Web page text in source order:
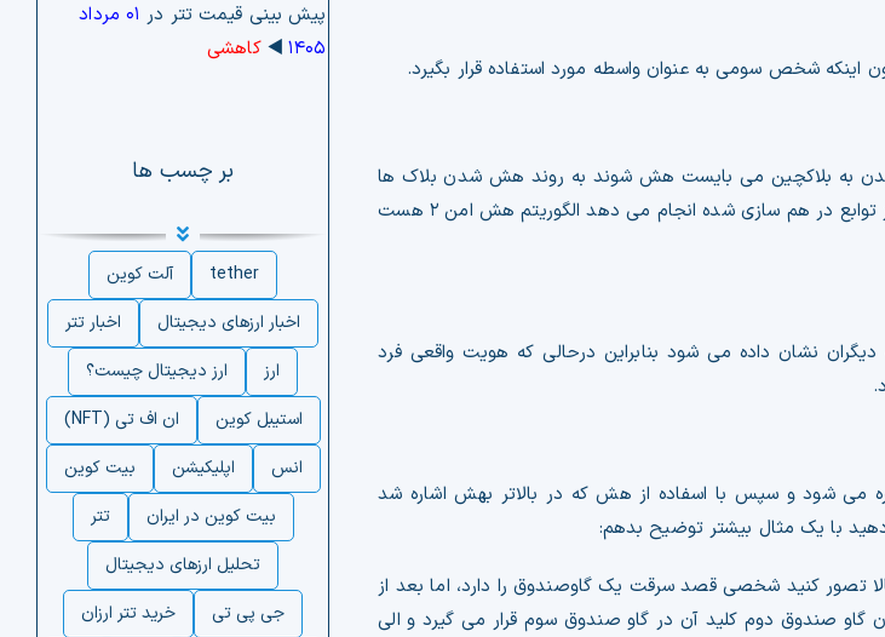
اینکه شخص سومی به عنوان واسطه مورد استفاده قرار بگیرد.
شدن به بلاکچین می بایست هش شوند به روند هش شدن بلاک ها
نیز هشینگ می گویند. یکی از الگوریتم هایی که این عمل هش شدن را با مجموعه ای از توابع در هم سازی شده انجام می دهد الگوریتم هش امن ۲ هست
نشان داده می شود بنابراین درحالی که هویت واقعی فرد
می شود و سپس با اسفاده از هش که در بالاتر بهش اشاره شد
با یک مثال بیشتر توضیح بدهم:
تصور کنید شخصی قصد سرقت یک گاوصندوق را دارد، اما بعد از
صندوق دوم کلید آن در گاو صندوق سوم قرار می گیرد و الی
پیش بینی قیمت تتر در
۰۱ مرداد
۱۴۰۵ ◀️ کاهشی
بر چسب ها
tether
آلت کوین
اخبار ارزهای دیجیتال
اخبار تتر
ارز
ارز دیجیتال چیست؟
استیبل کوین
ان اف تی (NFT)
انس
اپلیکیشن
بیت کوین
بیت کوین در ایران
تتر
تحلیل ارزهای دیجیتال
جی پی تی
خرید تتر ارزان